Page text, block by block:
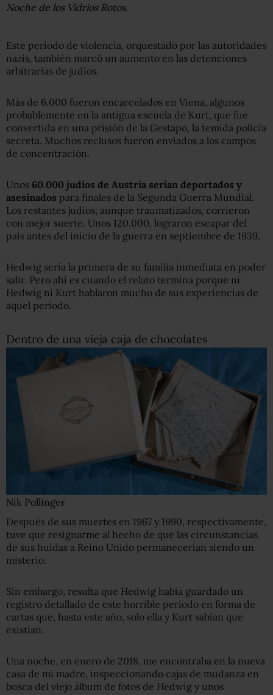
Noche de los Vidrios Rotos.
Este período de violencia, orquestado por las autoridades
nazis, también marcó un aumento en las detenciones
arbitrarias de judíos.
Más de 6.000 fueron encarcelados en Viena, algunos
probablemente en la antigua escuela de Kurt, que fue
convertida en una prisión de la Gestapo, la temida policía
secreta. Muchos reclusos fueron enviados a los campos
de concentración.
Unos 60.000 judíos de Austria serían deportados y
asesinados para finales de la Segunda Guerra Mundial.
Los restantes judíos, aunque traumatizados, corrieron
con mejor suerte. Unos 120.000, lograron escapar del
país antes del inicio de la guerra en septiembre de 1939.
Hedwig sería la primera de su familia inmediata en poder
salir. Pero ahí es cuando el relato termina porque ni
Hedwig ni Kurt hablaron mucho de sus experiencias de
aquel período.
Dentro de una vieja caja de chocolates
Nik Pollinger
Después de sus muertes en 1967 y 1990, respectivamente,
tuve que resignarme al hecho de que las circunstancias
de sus huidas a Reino Unido permanecerían siendo un
misterio.
Sin embargo, resulta que Hedwig había guardado un
registro detallado de este horrible período en forma de
cartas que, hasta este año, solo ella y Kurt sabían que
existían.
Una noche, en enero de 2018, me encontraba en la nueva
casa de mi madre, inspeccionando cajas de mudanza en
busca del viejo álbum de fotos de Hedwig y unos